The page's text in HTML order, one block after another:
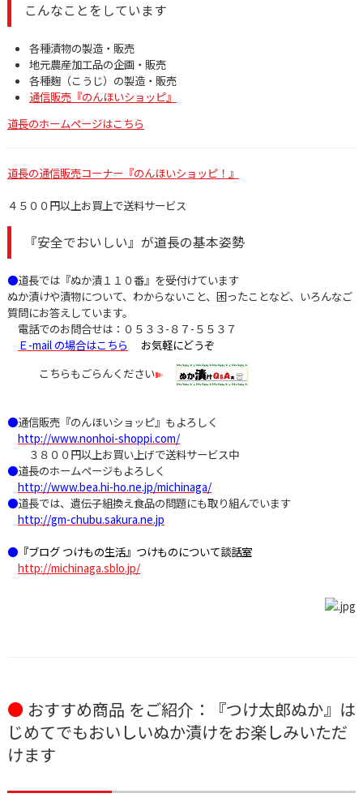
こんなことをしています
各種漬物の製造・販売
地元農産加工品の企画・販売
各種麹（こうじ）の製造・販売
通信販売『のんほいショッピ』
道長のホームページはこちら
道長の通信販売コーナー『のんほいショッピ！』
４５００円以上お買上で送料サービス
『安全でおいしい』が道長の基本姿勢
●道長では『ぬか漬１１０番』を受付けています
ぬか漬けや漬物について、わからないこと、困ったことなど、いろんなご
質問にお答えしています。
電話でのお問合せは：０５３３-８７-５５３７
Ｅ-mail の場合はこちら
お気軽にどうぞ
こちらもごらんください
●通信販売『のんほいショッピ』もよろしく
http://www.nonhoi-shoppi.com/
３８００円以上お買い上げで送料サービス中
●道長のホームページもよろしく
http://www.bea.hi-ho.ne.jp/michinaga/
●道長では、遺伝子組換え食品の問題にも取り組んでいます
http://gm-chubu.sakura.ne.jp
●『ブログ つけもの生活』つけものについて談話室
http://michinaga.sblo.jp/
●おすすめ商品 をご紹介：『つけ太郎ぬか』は
じめてでもおいしいぬか漬けをお楽しみいただ
けます